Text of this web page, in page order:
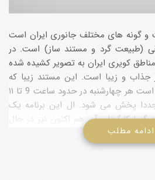
و گونه های مختلف جانوری ایران است
(طبیعت گرد و مستند ساز) است. در
کویری ایران به تصویر کشیده شده
و زیبا است. این مستند زیبا که
صدای پرویز پرستویی بر آن است هر چهارشنبه در حدود ساعت 9 تا ۱۱
پخش می شود. ال این برنامه یک
کارگردان آن هم اکنون نیز در حال
ادامه تصویربرداری این برنامه است.
ادامه مطلب